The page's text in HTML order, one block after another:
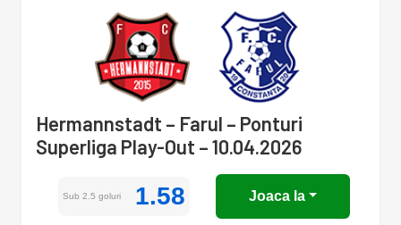
Hermannstadt – Farul – Ponturi
Superliga Play-Out – 10.04.2026
Sub 2.5 goluri 1.58 Joaca la